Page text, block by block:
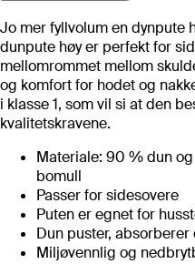
Jo mer fyllvolum en dynpute
dunpute høy er perfekt for
mellomrommet mellom
og komfort for hodet og
i klasse 1, som vil si at den
kvalitetskravene.
Materiale: 90 % dun
bomull
Passer for sidesovere
Puten er egnet for
Dun puster,
Miljøvennlig og